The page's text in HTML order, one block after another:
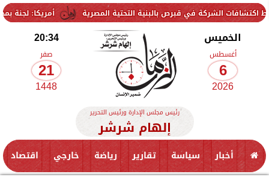
أمريكا: لجنة بمجلس الشيوخ في قبرص بالبنية التحتية المصرية
الخميس
أغسطس
6
2026
20:34
صفر
21
1448
رئيس مجلس الإدارة ورئيس التحرير
إلهام شرشر
أخبار سياسة تقارير رياضة خارجي اقتصاد